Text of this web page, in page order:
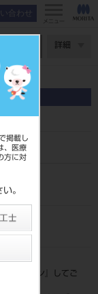
掲載し
、医療
方に対
。
合わせ
メニュー
詳細
ド
ログイン
』してご